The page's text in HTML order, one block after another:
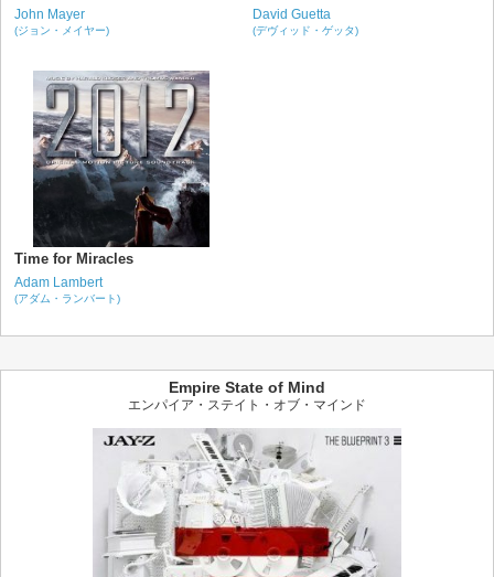
John Mayer
(ジョン・メイヤー)
David Guetta
(デヴィッド・ゲッタ)
Time for Miracles
Adam Lambert
(アダム・ランバート)
Empire State of Mind
エンパイア・ステイト・オブ・マインド